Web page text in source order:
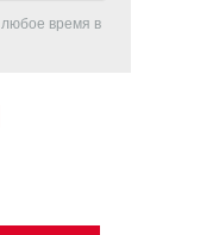
время в